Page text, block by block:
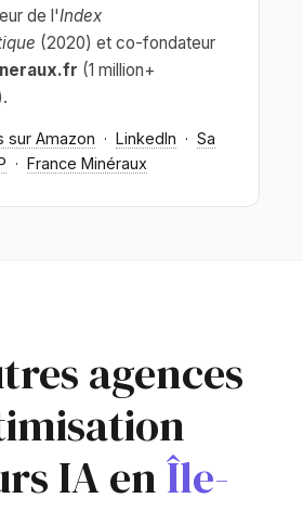
de l'Index
(2020) et co-fondateur
(1 million+
sur Amazon · LinkedIn · Sa
· France Minéraux
agences
IA enÎle-